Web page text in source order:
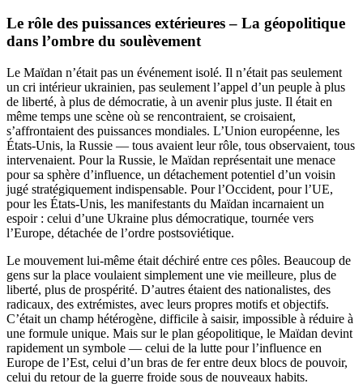
Le rôle des puissances extérieures – La géopolitique
dans l’ombre du soulèvement
Le Maïdan n’était pas un événement isolé. Il n’était pas seulement
un cri intérieur ukrainien, pas seulement l’appel d’un peuple à plus
de liberté, à plus de démocratie, à un avenir plus juste. Il était en
même temps une scène où se rencontraient, se croisaient,
s’affrontaient des puissances mondiales. L’Union européenne, les
États-Unis, la Russie — tous avaient leur rôle, tous observaient, tous
intervenaient. Pour la Russie, le Maïdan représentait une menace
pour sa sphère d’influence, un détachement potentiel d’un voisin
jugé stratégiquement indispensable. Pour l’Occident, pour l’UE,
pour les États-Unis, les manifestants du Maïdan incarnaient un
espoir : celui d’une Ukraine plus démocratique, tournée vers
l’Europe, détachée de l’ordre postsoviétique.
Le mouvement lui-même était déchiré entre ces pôles. Beaucoup de
gens sur la place voulaient simplement une vie meilleure, plus de
liberté, plus de prospérité. D’autres étaient des nationalistes, des
radicaux, des extrémistes, avec leurs propres motifs et objectifs.
C’était un champ hétérogène, difficile à saisir, impossible à réduire à
une formule unique. Mais sur le plan géopolitique, le Maïdan devint
rapidement un symbole — celui de la lutte pour l’influence en
Europe de l’Est, celui d’un bras de fer entre deux blocs de pouvoir,
celui du retour de la guerre froide sous de nouveaux habits.